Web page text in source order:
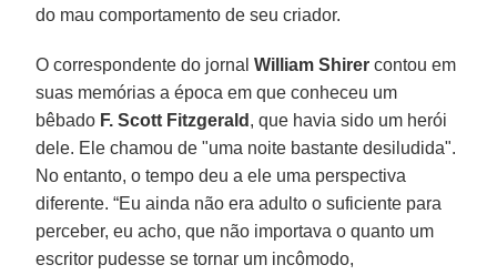
do mau comportamento de seu criador.
O correspondente do jornalWilliam Shirer contou em
suas memórias a época em que conheceu um
bêbado F. Scott Fitzgerald , que havia sido um herói
dele. Ele chamou de "uma noite bastante desiludida".
No entanto, o tempo deu a ele uma perspectiva
diferente. “Eu ainda não era adulto o suficiente para
perceber, eu acho, que não importava o quanto um
escritor pudesse se tornar um incômodo,